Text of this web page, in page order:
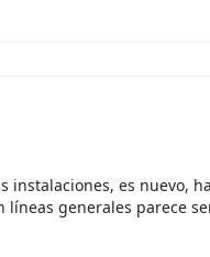
instalaciones, es nuevo,
generales parece